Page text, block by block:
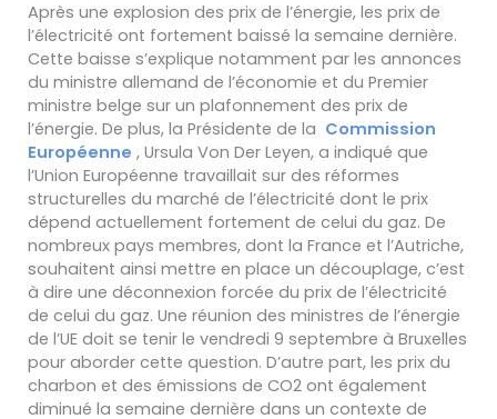
Après une explosion des prix de l’énergie, les prix de
l’électricité ont fortement baissé la semaine dernière.
Cette baisse s’explique notamment par les annonces
du ministre allemand de l’économie et du Premier
ministre belge sur un plafonnement des prix de
l’énergie. De plus, la Présidente de la Commission
Européenne , Ursula Von Der Leyen, a indiqué que
l’Union Européenne travaillait sur des réformes
structurelles du marché de l’électricité dont le prix
dépend actuellement fortement de celui du gaz. De
nombreux pays membres, dont la France et l’Autriche,
souhaitent ainsi mettre en place un découplage, c’est
à dire une déconnexion forcée du prix de l’électricité
de celui du gaz. Une réunion des ministres de l’énergie
de l’UE doit se tenir le vendredi 9 septembre à Bruxelles
pour aborder cette question. D’autre part, les prix du
charbon et des émissions de CO2 ont également
diminué la semaine dernière dans un contexte de